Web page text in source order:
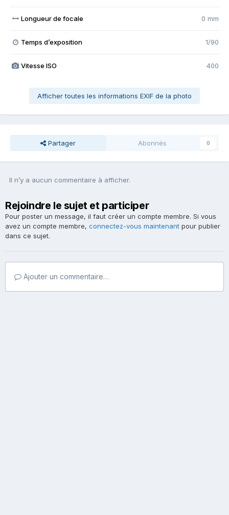
Longueur de focale 0 mm
Temps d’exposition 1/90
Vitesse ISO 400
Afficher toutes les informations EXIF de la photo
Partager Abonnés 0
Il n’y a aucun commentaire à afficher.
Rejoindre le sujet et participer
Pour poster un message, il faut créer un compte membre. Si vous
avez un compte membre, connectez-vous maintenant pour publier
dans ce sujet.
Ajouter un commentaire…